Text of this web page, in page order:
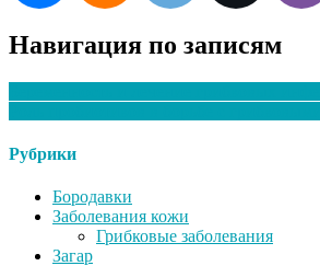
Навигация по записям
Рубрики
Бородавки
Заболевания кожи
Грибковые заболевания
Загар